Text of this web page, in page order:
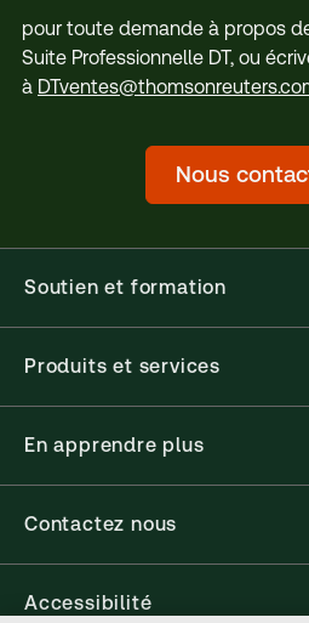
pour toute demande à propos
Suite Professionnelle DT, ou
à
Nous
Soutien et formation
Produits et services
En apprendre plus
Contactez nous
Accessibilité